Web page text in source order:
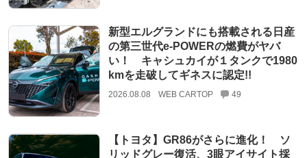
新型エルグランドにも搭載される日産
の第三世代e-POWERの燃費がヤバ
い！ キャシュカイが１タンクで1980
kmを走破してギネスに認定!!
2026.08.08 WEB CARTOP 49
【トヨタ】GR86がさらに進化！ ソ
リッドグレー復活、3眼アイサイト採